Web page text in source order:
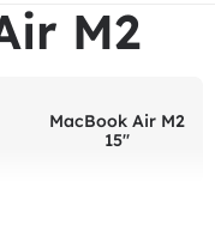
M2
MacBook Air M2
15"